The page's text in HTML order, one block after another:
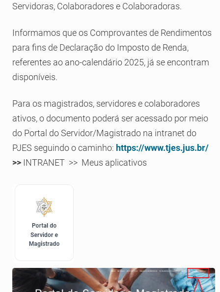
Servidoras, Colaboradores e Colaboradoras.
Informamos que os Comprovantes de Rendimentos
para fins de Declaração do Imposto de Renda,
referentes ao ano-calendário 2025, já se encontram
disponíveis.
Para os magistrados, servidores e colaboradores
ativos, o documento poderá ser acessado por meio
do Portal do Servidor/Magistrado na intranet do
PJES seguindo o caminho: https://www.tjes.jus.br/
>> INTRANET >> Meus aplicativos